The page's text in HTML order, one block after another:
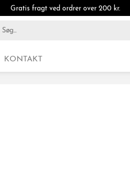
Gratis fragt ved ordrer over 200 kr.
KONTAKT